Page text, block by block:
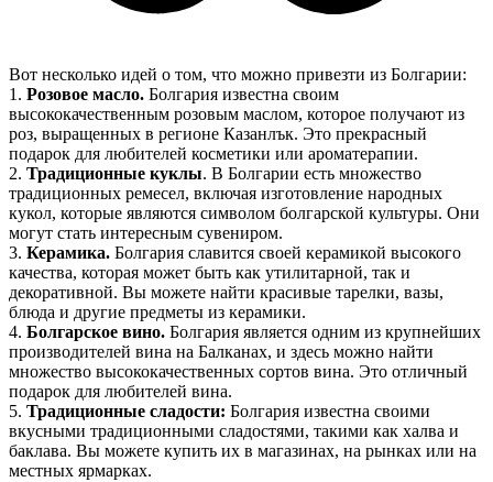
Вот несколько идей о том, что можно привезти из Болгарии:
1. Розовое масло. Болгария известна своим
высококачественным розовым маслом, которое получают из
роз, выращенных в регионе Казанлък. Это прекрасный
подарок для любителей косметики или ароматерапии.
2. Традиционные куклы. В Болгарии есть множество
традиционных ремесел, включая изготовление народных
кукол, которые являются символом болгарской культуры. Они
могут стать интересным сувениром.
3. Керамика. Болгария славится своей керамикой высокого
качества, которая может быть как утилитарной, так и
декоративной. Вы можете найти красивые тарелки, вазы,
блюда и другие предметы из керамики.
4. Болгарское вино. Болгария является одним из крупнейших
производителей вина на Балканах, и здесь можно найти
множество высококачественных сортов вина. Это отличный
подарок для любителей вина.
5. Традиционные сладости: Болгария известна своими
вкусными традиционными сладостями, такими как халва и
баклава. Вы можете купить их в магазинах, на рынках или на
местных ярмарках.